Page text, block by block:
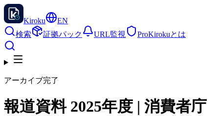
Kiroku
EN
検索
証拠パック URL監視 ProKirokuとは
アーカイブ完了
報道資料 2025年度 | 消費者庁